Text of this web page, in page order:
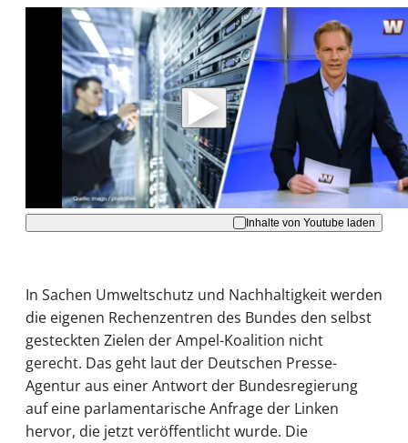
Mit der Wiedergabe dieses Videos werden
Daten an Youtube übertragen.
Hinweise dazu erhalten Sie in derDatenschutzerklärung
Akzeptieren
Inhalte von Youtube laden
In Sachen Umweltschutz und Nachhaltigkeit werden
die eigenen Rechenzentren des Bundes den selbst
gesteckten Zielen der Ampel-Koalition nicht
gerecht. Das geht laut der Deutschen Presse-
Agentur aus einer Antwort der Bundesregierung
auf eine parlamentarische Anfrage der Linken
hervor, die jetzt veröffentlicht wurde. Die